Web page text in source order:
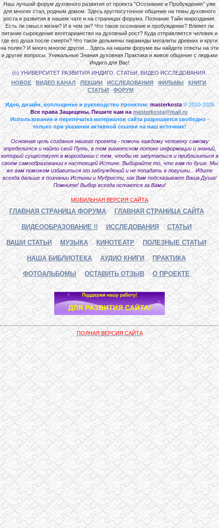
Наш лучший форум духовного развития от проекта "Осознание и Пробуждение" уже
для многих стал, родным домом. Здесь круглосуточное общение на темы духовного
роста и развития в нашем чате и на страницах форума. Познание Тайн мироздания.
Есть ли смысл жизни? И в чем он? Что такое осознание и пробуждение? Влияет ли
питание сыроедение вегетарианство на духовный рост? Куда отправляется человек и
где его душа после смерти? Что такое дольмены пирамиды мегалиты древних и круги
на полях? И много многое другое... Здесь на нашем форуме вы найдете ответы на эти
и другие вопросы. Уникальные Знания духовная Практика и живое общение с людьми
Индиго для Вас!
(с) УНИВЕРСИТЕТ РАЗВИТИЯ ИНДИГО. СТАТЬИ, ВИДЕО ИССЛЕДОВАНИЯ.
НОВОЕ
ВИДЕО КАНАЛ ЛЕКЦИИ ИССЛЕДОВАНИЯ ФИЛЬМЫ
КНИГИ
СТАТЬИ
ФОРУМ
Идея, дизайн, воплощение и руководство проектом: masterkosta © 2010-2026
Все права Защищены. Пишите нам на masterkosta@mail.ru
Использование и перепечатка материалов сайта разрешается свободно -
только при указании активной ссылки на наш источник!
Основная цель создания нашего проекта - помочь каждому человеку самому
определится и найти свой Путь, в том гигантском потоке информации и знаний,
который существует в мироздании с тем, чтобы не запутаться и приблизиться в
своем самообразовании к настоящей Истине. Выбирайте то, что вам по душе. Мы
же вам поможем избавиться от заблуждений и не попадать в ловушки... Идите
всегда дальше в познании Истины и Мудрости, как Вам подсказывает Ваша Душа!
Помните! Выбор всегда остается за Вами!
МОБИЛЬНАЯ ВЕРСИЯ САЙТА
ГЛАВНАЯ СТРАНИЦА ФОРУМА ГЛАВНАЯ СТРАНИЦА САЙТА
ВИДЕООБРАЗОВАНИЕ !! ИССЛЕДОВАНИЯ СТАТЬИ
ВАШИ СТАТЬИ МУЗЫКА КИНОТЕАТР ПОЛЕЗНЫЕ СТАТЬИ
НАША БИБЛИОТЕКА АУДИО КНИГИ ПРАКТИКА
ФОТОАЛЬБОМЫ ОСТАВИТЬ ОТЗЫВ О ПРОЕКТЕ
ПОЛНАЯ ВЕРСИЯ САЙТА